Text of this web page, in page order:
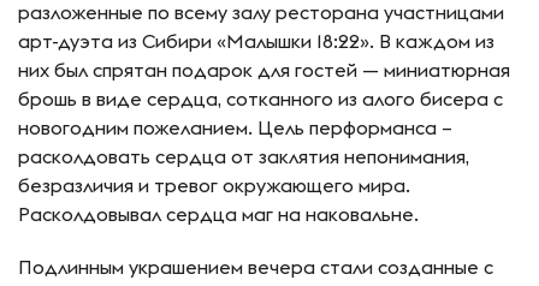
разложенные по всему залу ресторана участницами
арт-дуэта из Сибири «Малышки 18:22». В каждом из
них был спрятан подарок для гостей — миниатюрная
брошь в виде сердца, сотканного из алого бисера с
новогодним пожеланием. Цель перформанса –
расколдовать сердца от заклятия непонимания,
безразличия и тревог окружающего мира.
Расколдовывал сердца маг на наковальне.
Подлинным украшением вечера стали созданные с